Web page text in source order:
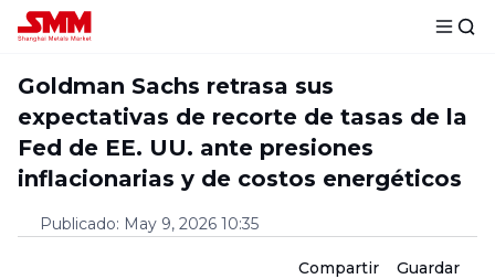
Goldman Sachs retrasa sus
expectativas de recorte de tasas de la
Fed de EE. UU. ante presiones
inflacionarias y de costos energéticos
Publicado: May 9, 2026 10:35
Compartir Guardar